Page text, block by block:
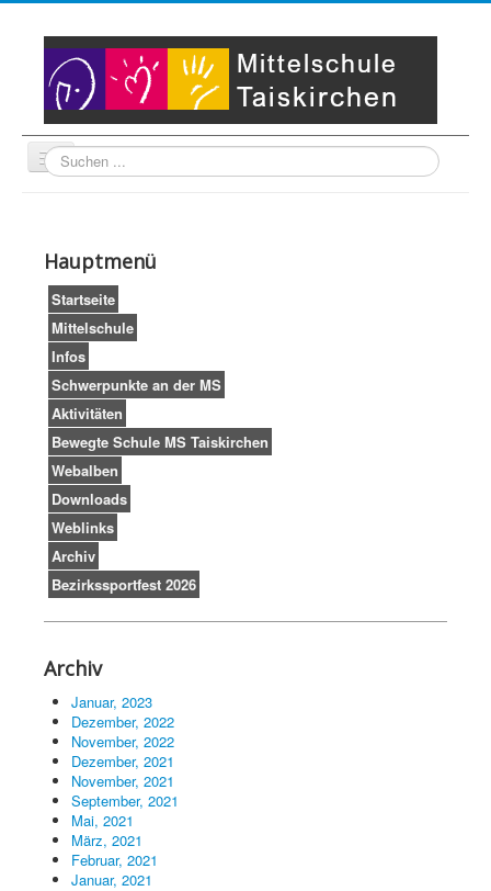
Suche
Impressum
Hauptmenü
Startseite
Mittelschule
Infos
Schwerpunkte an der MS
Aktivitäten
Bewegte Schule MS Taiskirchen
Webalben
Downloads
Weblinks
Archiv
Bezirkssportfest 2026
Archiv
Januar, 2023
Dezember, 2022
November, 2022
Dezember, 2021
November, 2021
September, 2021
Mai, 2021
März, 2021
Februar, 2021
Januar, 2021